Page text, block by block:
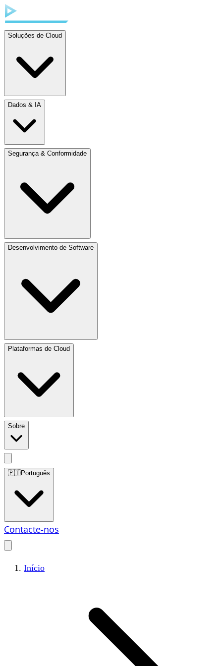
Soluções de Cloud
Dados & IA
Segurança & Conformidade
Desenvolvimento de Software
Plataformas de Cloud
Sobre
🇵🇹Português
Contacte-nos
Início